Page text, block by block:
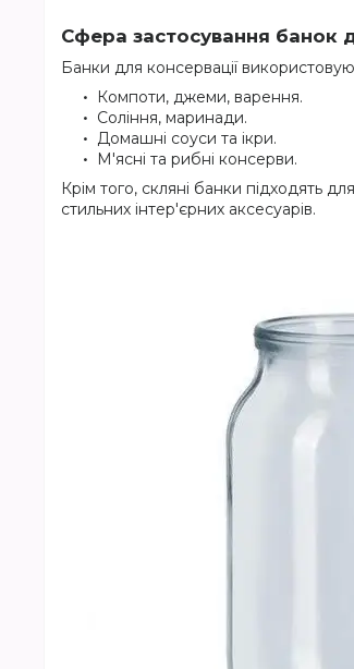
Сфера застосування банок
Банки для консервації
Компоти, джеми, варення.
Соління, маринади.
Домашні соуси та ікри.
М'ясні та рибні консерви.
Крім того, скляні банки підходять
стильних інтер'єрних аксесуарів.